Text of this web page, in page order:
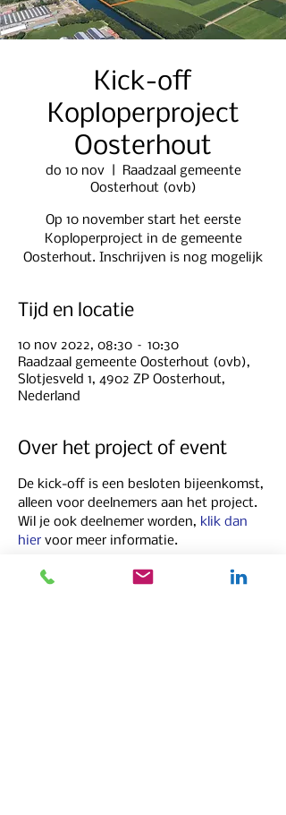
Kick-off
Koploperproject
Oosterhout
do 10 nov
  |
Raadzaal gemeente
Oosterhout (ovb)
Op 10 november start het eerste
Koploperproject in de gemeente
Oosterhout. Inschrijven is nog mogelijk
Tijd en locatie
10 nov 2022, 08:30 – 10:30
Raadzaal gemeente Oosterhout (ovb),
Slotjesveld 1, 4902 ZP Oosterhout,
Nederland
Over het project of event
De kick-off is een besloten bijeenkomst,
alleen voor deelnemers aan het project.
Wil je ook deelnemer worden, klik dan
hier voor meer informatie.